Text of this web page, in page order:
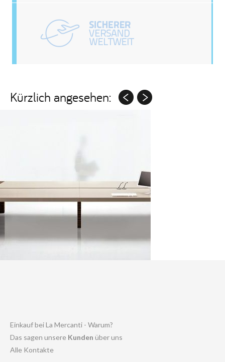
Kürzlich angesehen:
Einkauf bei La Mercanti - Warum?
Das sagen unsere Kunden über uns
Alle Kontakte